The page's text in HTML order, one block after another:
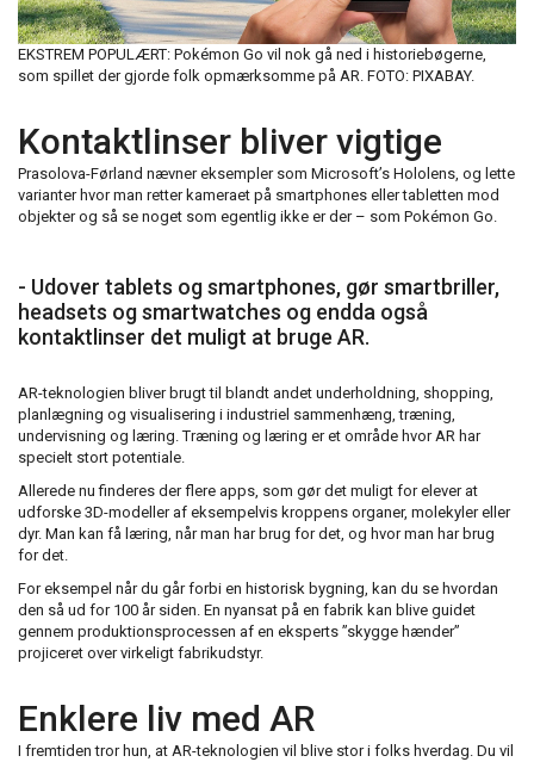
EKSTREM POPULÆRT: Pokémon Go vil nok gå ned i historiebøgerne,
som spillet der gjorde folk opmærksomme på AR. FOTO: PIXABAY.
Kontaktlinser bliver vigtige
Prasolova-Førland nævner eksempler som Microsoft’s Hololens, og lette
varianter hvor man retter kameraet på smartphones eller tabletten mod
objekter og så se noget som egentlig ikke er der – som Pokémon Go.
- Udover tablets og smartphones, gør smartbriller,
headsets og smartwatches og endda også
kontaktlinser det muligt at bruge AR.
AR-teknologien bliver brugt til blandt andet underholdning, shopping,
planlægning og visualisering i industriel sammenhæng, træning,
undervisning og læring. Træning og læring er et område hvor AR har
specielt stort potentiale.
Allerede nu finderes der flere apps, som gør det muligt for elever at
udforske 3D-modeller af eksempelvis kroppens organer, molekyler eller
dyr. Man kan få læring, når man har brug for det, og hvor man har brug
for det.
For eksempel når du går forbi en historisk bygning, kan du se hvordan
den så ud for 100 år siden. En nyansat på en fabrik kan blive guidet
gennem produktionsprocessen af en eksperts ”skygge hænder”
projiceret over virkeligt fabrikudstyr.
Enklere liv med AR
I fremtiden tror hun, at AR-teknologien vil blive stor i folks hverdag. Du vil